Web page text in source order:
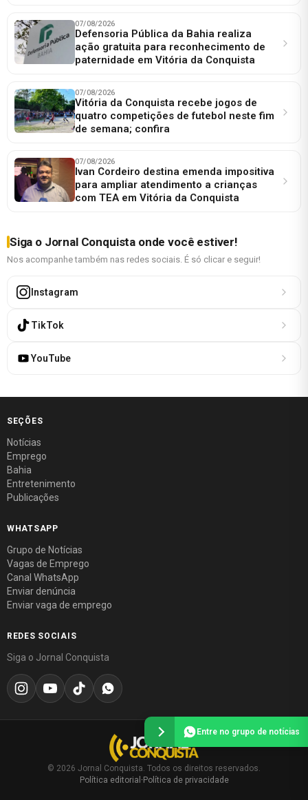
07/08/2026
Defensoria Pública da Bahia realiza
ação gratuita para reconhecimento de
paternidade em Vitória da Conquista
07/08/2026
Vitória da Conquista recebe jogos de
quatro competições de futebol neste fim
de semana; confira
07/08/2026
Ivan Cordeiro destina emenda impositiva
para ampliar atendimento a crianças
com TEA em Vitória da Conquista
Siga o Jornal Conquista onde você estiver!
Nos acompanhe também nas redes sociais. É só clicar e seguir!
Instagram
TikTok
YouTube
SEÇÕES
Notícias
Emprego
Bahia
Entretenimento
Publicações
WHATSAPP
Grupo de Notícias
Vagas de Emprego
Canal WhatsApp
Enviar denúncia
Enviar vaga de emprego
REDES SOCIAIS
Siga o Jornal Conquista
© 2026 Jornal Conquista. Todos os direitos reservados.
Política editorial ·Política de privacidade
Entre no grupo de notícias